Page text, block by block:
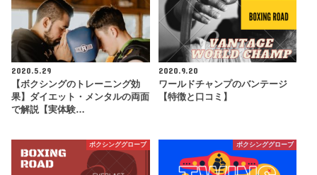
2020.5.29
【ボクシングのトレーニング効
果】ダイエット・メンタルの両面
で解説【実体験…
2020.9.20
ワールドチャンプのバンテージ
【特徴と口コミ】
ボクシンググローブ ボクシンググローブ